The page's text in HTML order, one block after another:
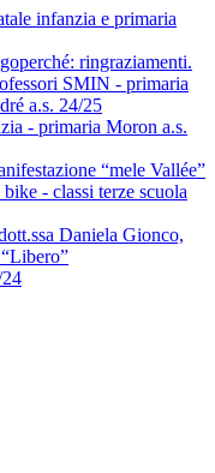
infanzia e primaria
ringraziamenti.
SMIN - primaria
a.s. 24/25
- primaria Moron a.s.
“mele Vallée”
- classi terze scuola
Daniela Gionco,